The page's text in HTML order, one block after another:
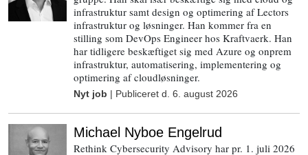
infrastruktur samt design og optimering af Lectors
infrastruktur og løsninger. Han kommer fra en
stilling som DevOps Engineer hos Kraftvaerk. Han
har tidligere beskæftiget sig med Azure og onprem
infrastruktur, automatisering, implementering og
optimering af cloudløsninger.
Nyt job | Publiceret d.6. august 2026
Michael Nyboe Engelrud
Rethink Cybersecurity Advisory har pr. 1. juli 2026